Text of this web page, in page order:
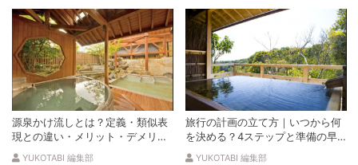
源泉かけ流しとは？定義・類似表
現との違い・メリット・デメリッ
トを解説
YUKOTABI 編集部
旅行の計画の立て方｜いつから何
を決める？4ステップと準備の早
見表
YUKOTABI 編集部